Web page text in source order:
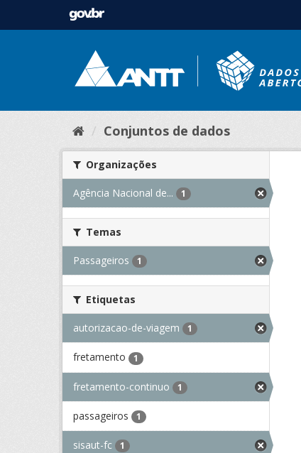
Conjuntos de dados
Organizações
Agência Nacional de... 1
Temas
Passageiros 1
Etiquetas
autorizacao-de-viagem 1
fretamento 1
fretamento-continuo 1
passageiros 1
sisaut-fc 1